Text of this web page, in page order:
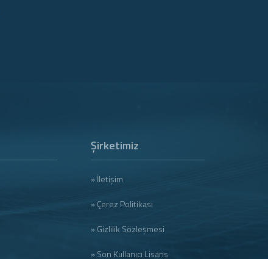
Şirketimiz
» İletişim
» Çerez Politikası
» Gizlilik Sözleşmesi
» Son Kullanıcı Lisans